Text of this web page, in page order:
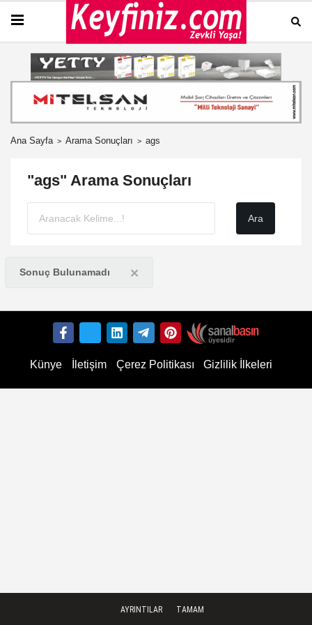
Ana Sayfa Arama Sonuçları ags
"ags" Arama Sonuçları
Sonuç Bulunamadı ×
Künye İletişim Çerez Politikası Gizlilik İlkeleri
AYRINTILAR TAMAM